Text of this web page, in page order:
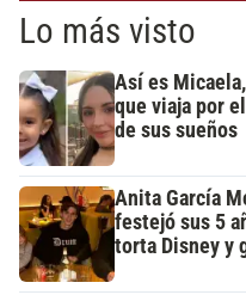
Lo más visto
Así es
que viaja por
de sus sueños
Anita García
festejó sus 5
torta Disney y